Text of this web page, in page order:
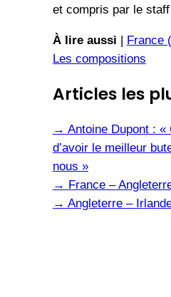
et compris par le
À lire aussi
France
Les compositions
Articles les
→ Antoine Dupont : «
d’avoir le meilleur
nous »
→ France –
→ Angleterre –